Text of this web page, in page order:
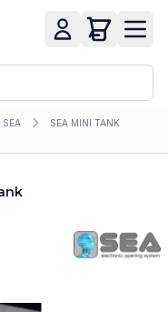
SEA
SEA MINI TANK